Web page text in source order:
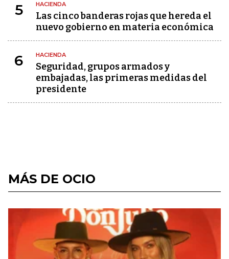
5 HACIENDA
Las cinco banderas rojas que hereda el
nuevo gobierno en materia económica
6 HACIENDA
Seguridad, grupos armados y
embajadas, las primeras medidas del
presidente
MÁS DE OCIO